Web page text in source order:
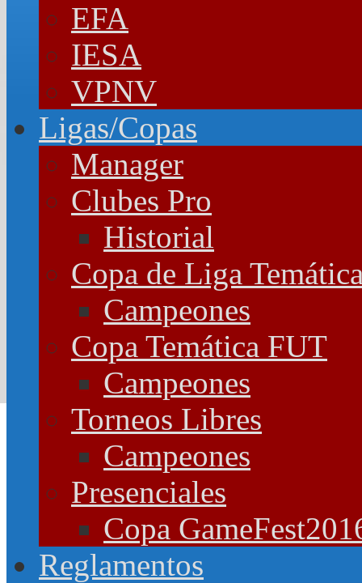
EFA
IESA
VPNV
Ligas/Copas
Manager
Clubes Pro
Historial
Copa de Liga
Campeones
Copa Temática FUT
Campeones
Torneos Libres
Campeones
Presenciales
Copa
Reglamentos